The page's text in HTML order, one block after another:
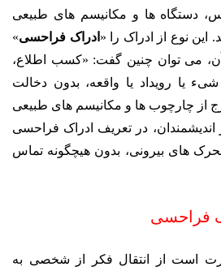
دستگاه ها و مکانیسم های طبیعی
این نوع از ادراک را « ادراک فراحسی»
می توان چنین گفت: «کسب اطلاع،
یا رویداد یا واقعه، بدون دخالت
از چارچوب ها و مکانیسم های طبیعی
در تعریف ادراک فراحسی
های بیرونی، بدون هیچگونه تماس
فراحسی
است از انتقال فکر از شخصی به